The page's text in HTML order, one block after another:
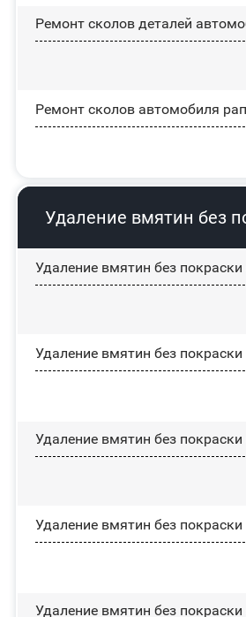
Ремонт сколов деталей
Ремонт сколов автомобиля
Удаление вмятин без
Удаление вмятин без
Удаление вмятин без покраски
Удаление вмятин без
Удаление вмятин без покраски
Удаление вмятин без покраски